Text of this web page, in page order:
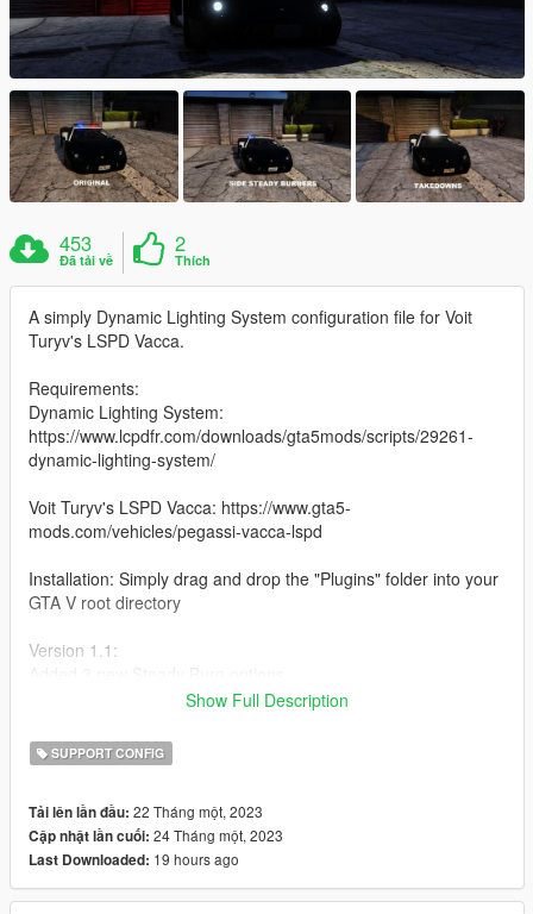
453
Đã tải về
2
Thích
A simply Dynamic Lighting System configuration file for Voit
Turyv's LSPD Vacca.
Requirements:
Dynamic Lighting System:
https://www.lcpdfr.com/downloads/gta5mods/scripts/29261-
dynamic-lighting-system/
Voit Turyv's LSPD Vacca: https://www.gta5-
mods.com/vehicles/pegassi-vacca-lspd
Installation: Simply drag and drop the "Plugins" folder into your
GTA V root directory
Version 1.1:
Added 1 new TA setting
Version 1.0:
Release
Credits:
TheMayBeast - For creating the Dynamic Lighting System
plugin.
PNWParksFan - For creating LiveLights, without which I'd have
Show Full Description
SUPPORT CONFIG
Tải lên lần đầu: 22 Tháng một, 2023
Cập nhật lần cuối: 24 Tháng một, 2023
Last Downloaded: 19 hours ago